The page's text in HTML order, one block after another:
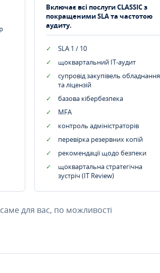
Включає всі послуги CLASSIC з
покращеними SLA та частотою
аудиту.
SLA 1 / 10
щоквартальний IT-аудит
супровід закупівель обладнання
та ліцензій
базова кібербезпека
MFA
контроль адміністраторів
перевірка резервних копій
рекомендації щодо безпеки
щоквартальна стратегічна
зустріч (IT Review)
для вас, по можливості